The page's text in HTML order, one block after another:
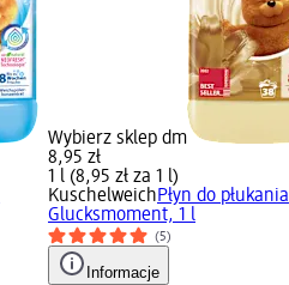
Wybierz sklep dm
8,95 zł
1 l (8,95 zł za 1 l)
KuschelweichPłyn do płukania
Glucksmoment, 1 l
(5)
Informacje